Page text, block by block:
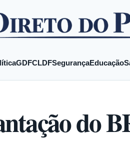
GDFCLDFSegurançaEducação
do